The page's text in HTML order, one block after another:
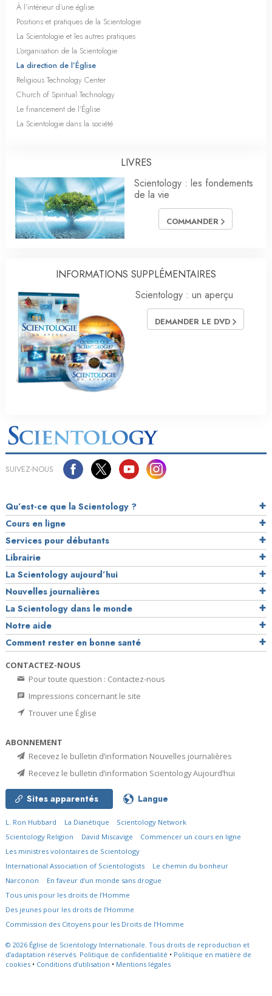
À l’intérieur d’une église
Positions et pratiques de la Scientologie
La Scientologie et les autres pratiques
L’organisation de la Scientologie
La direction de l’Église
Religious Technology Center
Church of Spiritual Technology
Le financement de l’Église
La Scientologie dans la société
LIVRES
Scientology : les fondements
de la vie
COMMANDER
INFORMATIONS SUPPLÉMENTAIRES
Scientology : un aperçu
DEMANDER LE DVD
SUIVEZ-NOUS
Qu’est-ce que la Scientology ?
Cours en ligne
Services pour débutants
Librairie
La Scientology aujourd’hui
Nouvelles journalières
La Scientology dans le monde
Notre aide
Comment rester en bonne santé
CONTACTEZ-NOUS
Pour toute question : Contactez-nous
Impressions concernant le site
Trouver une Église
ABONNEMENT
Recevez le bulletin d’information Nouvelles journalières
Recevez le bulletin d’information Scientology Aujourd’hui
Sites apparentés Langue
L. Ron Hubbard La Dianétique
Scientology Network
Scientology Religion
David Miscavige
Commencer un cours en ligne
Les ministres volontaires de Scientology
International Association of Scientologists
Le chemin du bonheur
Narconon
En faveur d’un monde sans drogue
Tous unis pour les droits de l’Homme
Des jeunes pour les droits de l’Homme
Commission des Citoyens pour les Droits de l’Homme
© 2026 Église de Scientology Internationale. Tous droits de reproduction et
d’adaptation réservés. Politique de confidentialité • Politique en matière de
cookies • Conditions d’utilisation • Mentions légales